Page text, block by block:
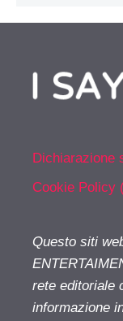
Dichiarazione
Cookie Policy
Questo siti
rete editoriale
informazione